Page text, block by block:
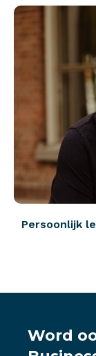
Persoonlijk
Word